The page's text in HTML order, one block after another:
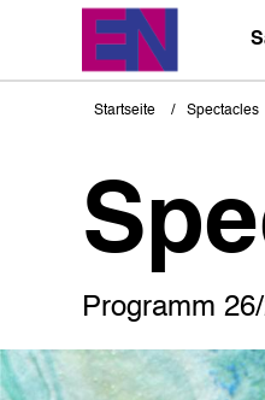
Startseite Spectacles
Programm